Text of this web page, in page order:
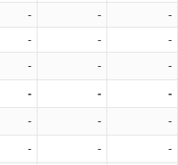
- -
-
- -
-
- - -
- - -
- - -
- - -